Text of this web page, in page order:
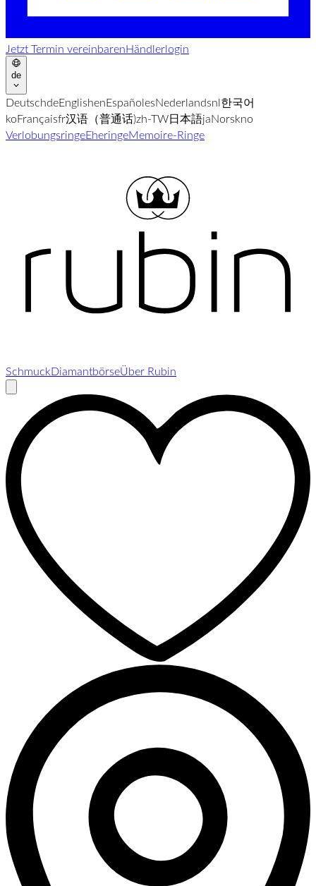
Jetzt Termin vereinbarenHändlerlogin
de
DeutschdeEnglishenEspañolesNederlandsnl한국어
koFrançaisfr汉语（普通话)zh-TW日本語jaNorskno
VerlobungsringeEheringeMemoire-Ringe
SchmuckDiamantbörseÜber Rubin